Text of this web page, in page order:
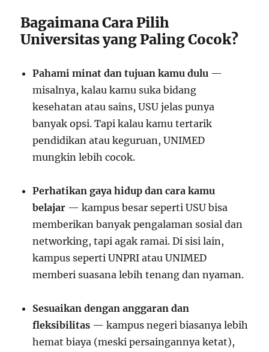
Bagaimana Cara Pilih
Universitas yang Paling Cocok?
Pahami minat dan tujuan kamu dulu —
misalnya, kalau kamu suka bidang
kesehatan atau sains, USU jelas punya
banyak opsi. Tapi kalau kamu tertarik
pendidikan atau keguruan, UNIMED
mungkin lebih cocok.
Perhatikan gaya hidup dan cara kamu
belajar — kampus besar seperti USU bisa
memberikan banyak pengalaman sosial dan
networking, tapi agak ramai. Di sisi lain,
kampus seperti UNPRI atau UNIMED
memberi suasana lebih tenang dan nyaman.
Sesuaikan dengan anggaran dan
fleksibilitas — kampus negeri biasanya lebih
hemat biaya (meski persaingannya ketat),